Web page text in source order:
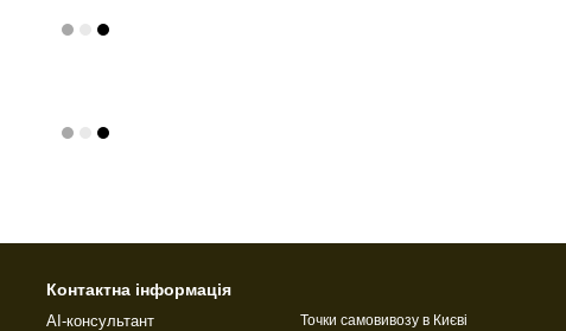
Контактна інформація
AI-консультант
Точки самовивозу в Києві